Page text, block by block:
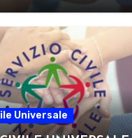
Universale